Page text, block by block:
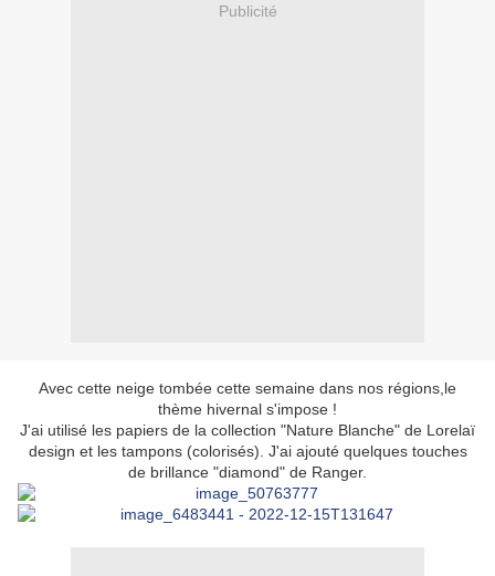
Publicité
Avec cette neige tombée cette semaine dans nos régions,le
thème hivernal s'impose !
J'ai utilisé les papiers de la collection "Nature Blanche" de Lorelaï
design et les tampons (colorisés). J'ai ajouté quelques touches
de brillance "diamond" de Ranger.